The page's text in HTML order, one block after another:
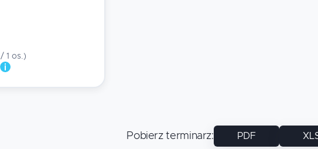
/ 1 os.)
Pobierz terminarz: PDF